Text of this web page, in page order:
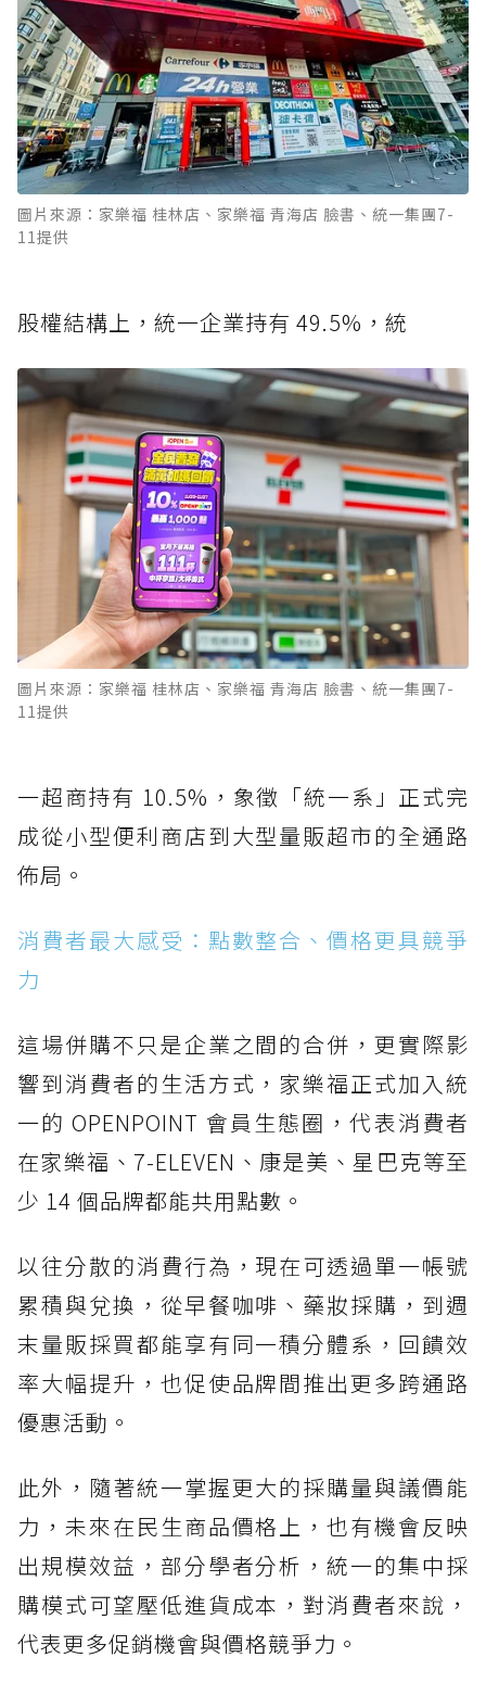
圖片來源：家樂福 桂林店、家樂福 青海店 臉書、統一集團7-
11提供
股權結構上，統一企業持有 49.5%，統
圖片來源：家樂福 桂林店、家樂福 青海店 臉書、統一集團7-
11提供
一超商持有 10.5%，象徵「統一系」正式完
成從小型便利商店到大型量販超市的全通路
佈局。
消費者最大感受：點數整合、價格更具競爭
力
這場併購不只是企業之間的合併，更實際影
響到消費者的生活方式，家樂福正式加入統
一的 OPENPOINT 會員生態圈，代表消費者
在家樂福、7-ELEVEN、康是美、星巴克等至
少 14 個品牌都能共用點數。
以往分散的消費行為，現在可透過單一帳號
累積與兌換，從早餐咖啡、藥妝採購，到週
末量販採買都能享有同一積分體系，回饋效
率大幅提升，也促使品牌間推出更多跨通路
優惠活動。
此外，隨著統一掌握更大的採購量與議價能
力，未來在民生商品價格上，也有機會反映
出規模效益，部分學者分析，統一的集中採
購模式可望壓低進貨成本，對消費者來說，
代表更多促銷機會與價格競爭力。